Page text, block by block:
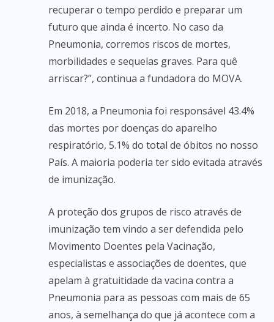
recuperar o tempo perdido e preparar um
futuro que ainda é incerto. No caso da
Pneumonia, corremos riscos de mortes,
morbilidades e sequelas graves. Para quê
arriscar?”, continua a fundadora do MOVA.
Em 2018, a Pneumonia foi responsável 43.4%
das mortes por doenças do aparelho
respiratório, 5.1% do total de óbitos no nosso
País. A maioria poderia ter sido evitada através
de imunização.
A proteção dos grupos de risco através de
imunização tem vindo a ser defendida pelo
Movimento Doentes pela Vacinação,
especialistas e associações de doentes, que
apelam à gratuitidade da vacina contra a
Pneumonia para as pessoas com mais de 65
anos, à semelhança do que já acontece com a